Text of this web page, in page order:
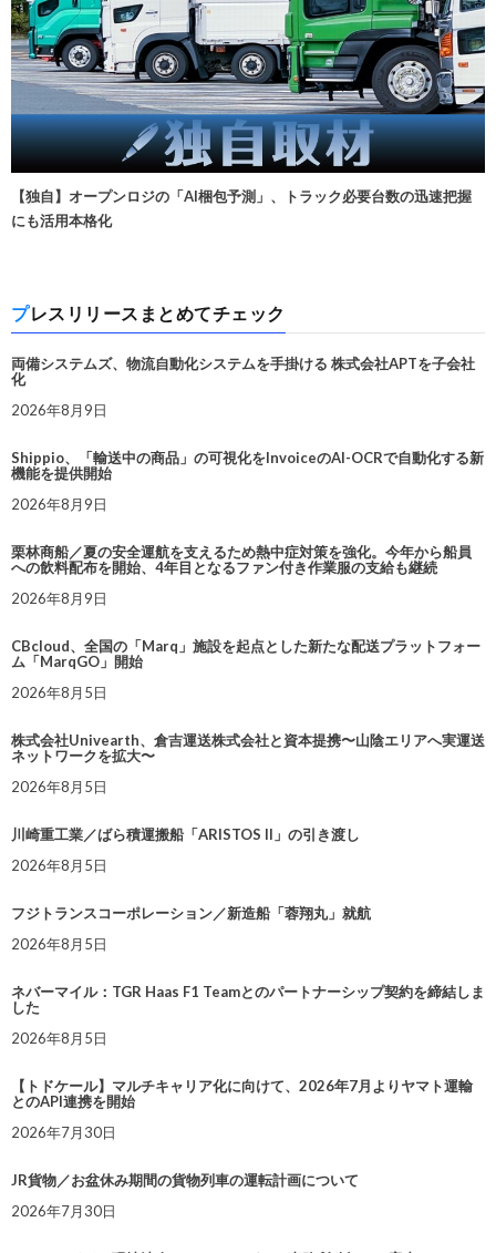
【独自】オープンロジの「AI梱包予測」、トラック必要台数の迅速把握
にも活用本格化
プレスリリースまとめてチェック
両備システムズ、物流自動化システムを手掛ける 株式会社APTを子会社
化
2026年8月9日
Shippio、「輸送中の商品」の可視化をInvoiceのAI-OCRで自動化する新
機能を提供開始
2026年8月9日
栗林商船／夏の安全運航を支えるため熱中症対策を強化。今年から船員
への飲料配布を開始、4年目となるファン付き作業服の支給も継続
2026年8月9日
CBcloud、全国の「Marq」施設を起点とした新たな配送プラットフォー
ム「MarqGO」開始
2026年8月5日
株式会社Univearth、倉吉運送株式会社と資本提携〜山陰エリアへ実運送
ネットワークを拡大〜
2026年8月5日
川崎重工業／ばら積運搬船「ARISTOS II」の引き渡し
2026年8月5日
フジトランスコーポレーション／新造船「蓉翔丸」就航
2026年8月5日
ネバーマイル：TGR Haas F1 Teamとのパートナーシップ契約を締結しま
した
2026年8月5日
【トドケール】マルチキャリア化に向けて、2026年7月よりヤマト運輸
とのAPI連携を開始
2026年7月30日
JR貨物／お盆休み期間の貨物列車の運転計画について
2026年7月30日